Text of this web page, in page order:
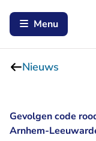
Menu
Nieuws
Gevolgen code
Arnhem-